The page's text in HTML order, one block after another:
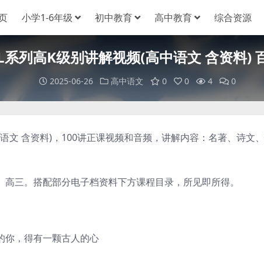
小学1-6年级 初中教育 高中教育 综合资源
列高K级别讲解视频(高中语文 含资料)
2025-06-26 高中语文 0 0 4 0
含资料)，100讲正课视频和音频，讲解内容：名著、诗文
。搭配部分电子档资料下方课程目录，所见即所得。
，得有一颗古人的心